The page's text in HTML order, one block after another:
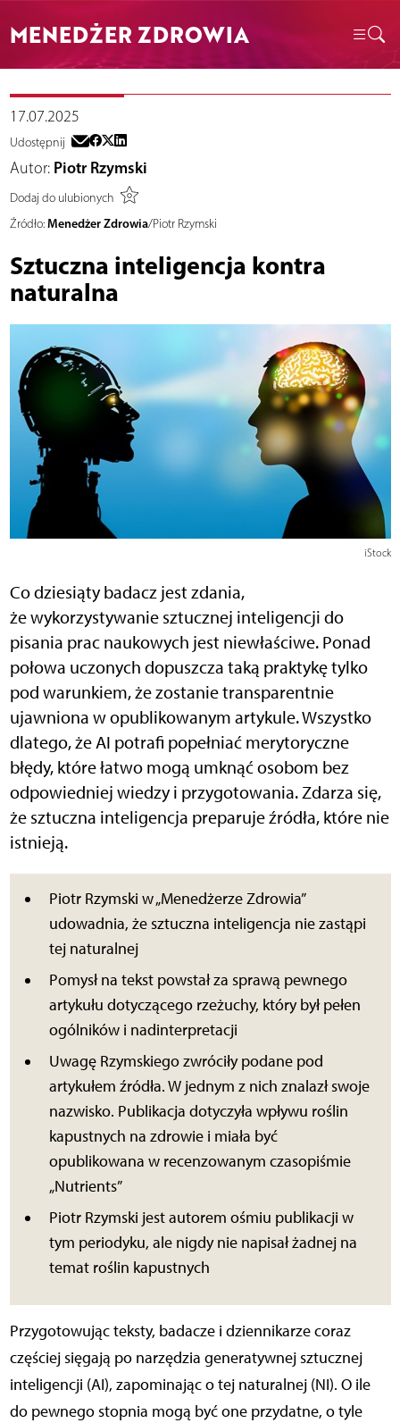
MENEDŻER ZDROWIA
17.07.2025
Udostępnij
Autor: Piotr Rzymski
Dodaj do ulubionych
Źródło: Menedżer Zdrowia/Piotr Rzymski
Sztuczna inteligencja kontra
naturalna
iStock
Co dziesiąty badacz jest zdania,
że wykorzystywanie sztucznej inteligencji do
pisania prac naukowych jest niewłaściwe. Ponad
połowa uczonych dopuszcza taką praktykę tylko
pod warunkiem, że zostanie transparentnie
ujawniona w opublikowanym artykule. Wszystko
dlatego, że AI potrafi popełniać merytoryczne
błędy, które łatwo mogą umknąć osobom bez
odpowiedniej wiedzy i przygotowania. Zdarza się,
że sztuczna inteligencja preparuje źródła, które nie
istnieją.
Piotr Rzymski w „Menedżerze Zdrowia”
udowadnia, że sztuczna inteligencja nie zastąpi
tej naturalnej
Pomysł na tekst powstał za sprawą pewnego
artykułu dotyczącego rzeżuchy, który był pełen
ogólników i nadinterpretacji
Uwagę Rzymskiego zwróciły podane pod
artykułem źródła. W jednym z nich znalazł swoje
nazwisko. Publikacja dotyczyła wpływu roślin
kapustnych na zdrowie i miała być
opublikowana w recenzowanym czasopiśmie
„Nutrients”
Piotr Rzymski jest autorem ośmiu publikacji w
tym periodyku, ale nigdy nie napisał żadnej na
temat roślin kapustnych
Przygotowując teksty, badacze i dziennikarze coraz
częściej sięgają po narzędzia generatywnej sztucznej
inteligencji (AI), zapominając o tej naturalnej (NI). O ile
do pewnego stopnia mogą być one przydatne, o tyle